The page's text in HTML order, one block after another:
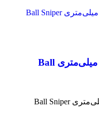
جعبه مهمات دکوری ۱۲.۷×۱۰۸ میلی‌متری Ball